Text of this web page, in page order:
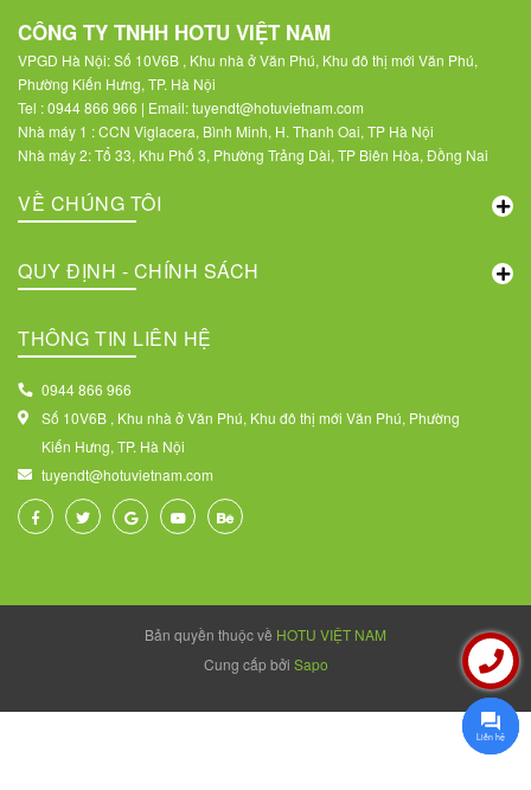
CÔNG TY TNHH HOTU VIỆT NAM
VPGD Hà Nội: Số 10V6B , Khu nhà ở Văn Phú, Khu đô thị mới Văn Phú,
Phường Kiến Hưng, TP. Hà Nội
Tel : 0944 866 966 | Email: tuyendt@hotuvietnam.com
Nhà máy 1 : CCN Viglacera, Bình Minh, H. Thanh Oai, TP Hà Nội
Nhà máy 2: Tổ 33, Khu Phố 3, Phường Trảng Dài, TP Biên Hòa, Đồng Nai
VỀ CHÚNG TÔI
QUY ĐỊNH - CHÍNH SÁCH
THÔNG TIN LIÊN HỆ
0944 866 966
Số 10V6B , Khu nhà ở Văn Phú, Khu đô thị mới Văn Phú, Phường
Kiến Hưng, TP. Hà Nội
tuyendt@hotuvietnam.com
Bản quyền thuộc về HOTU VIỆT NAM
Cung cấp bởi Sapo
Liên hệ